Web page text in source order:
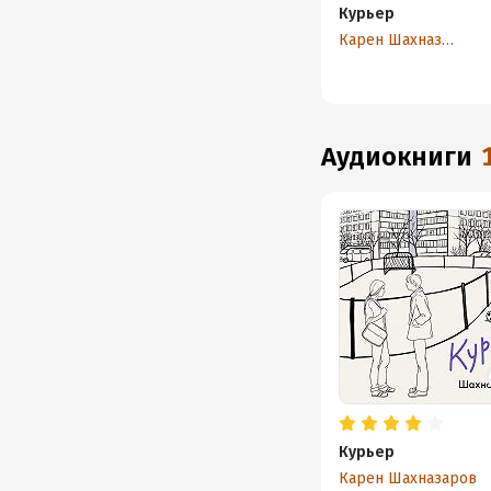
Курьер
Карен Шахназаров
аудиокниги
Курьер
Карен Шахназаров